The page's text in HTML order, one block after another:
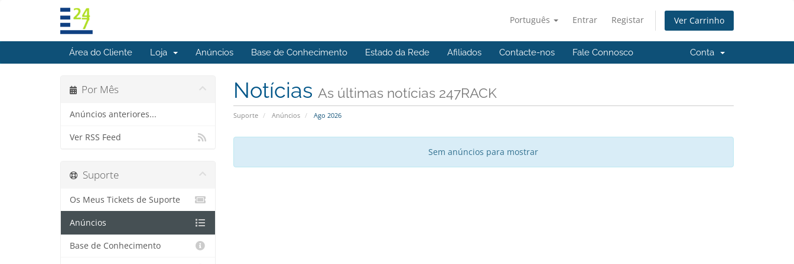
Português Entrar Registar Ver Carrinho
Área do Cliente Loja Anúncios Base de Conhecimento Estado da Rede Afiliados Contacte-nos Fale Connosco Conta
Notícias As últimas notícias 247RACK
Suporte Anúncios Ago 2026
Por Mês
Anúncios anteriores...
Ver RSS Feed
Sem anúncios para mostrar
Suporte
Os Meus Tickets de Suporte
Anúncios
Base de Conhecimento